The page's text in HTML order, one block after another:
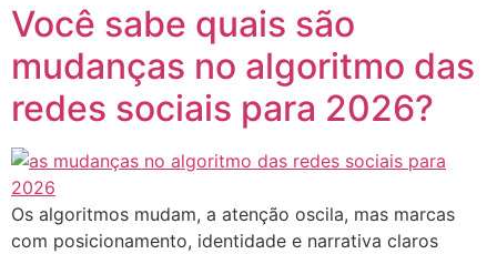
Você sabe quais são
mudanças no algoritmo das
redes sociais para 2026?
Os algoritmos mudam, a atenção oscila, mas marcas
com posicionamento, identidade e narrativa claros